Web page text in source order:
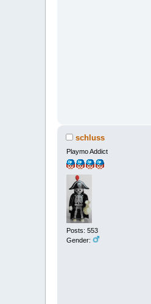
schluss
Playmo Addict
Posts: 553
Gender: